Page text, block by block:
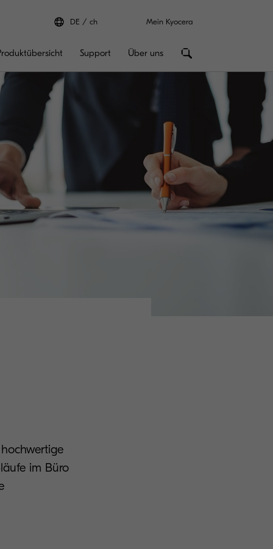
DE ch Mein Kyocera
Support Über uns
im Büro